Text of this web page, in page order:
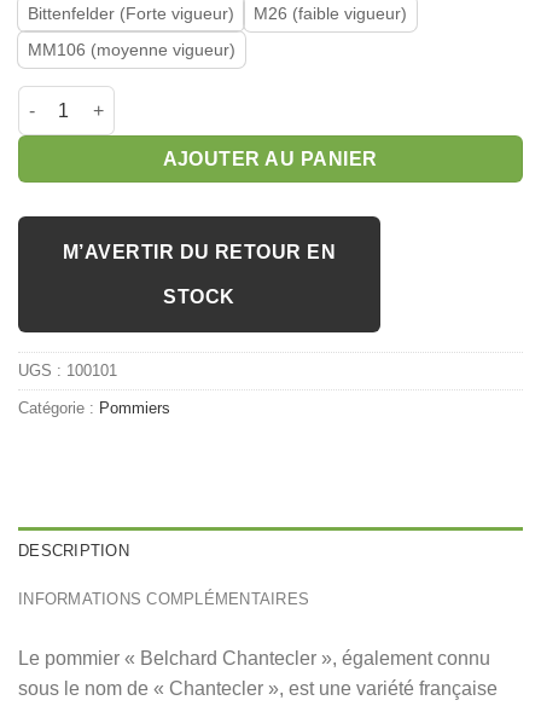
Bittenfelder (Forte vigueur)
M26 (faible vigueur)
MM106 (moyenne vigueur)
quantité de Pommier 'Belchard'
AJOUTER AU PANIER
M’AVERTIR DU RETOUR EN
STOCK
UGS : 100101
Catégorie : Pommiers
DESCRIPTION
INFORMATIONS COMPLÉMENTAIRES
Le pommier « Belchard Chantecler », également connu
sous le nom de « Chantecler », est une variété française